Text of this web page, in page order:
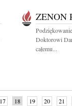
ZENON
Doktorowi
całemu...
17 18 19 20
21